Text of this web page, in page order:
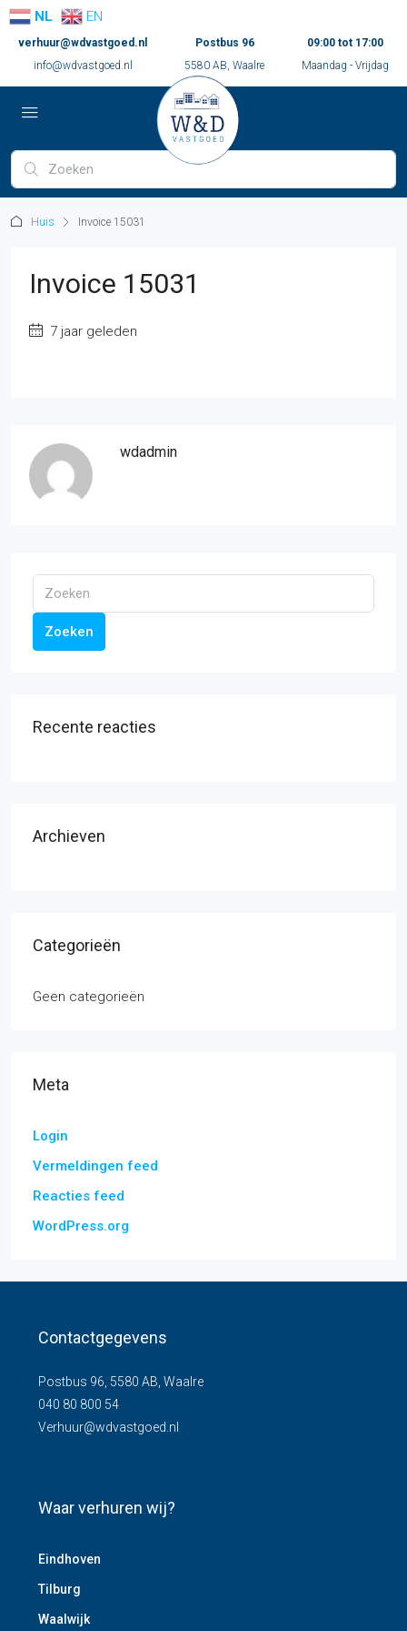
verhuur@wdvastgoed.nl
info@wdvastgoed.nl
Postbus 96
5580 AB, Waalre
09:00 tot 17:00
Maandag - Vrijdag
Huis Invoice 15031
Invoice 15031
7 jaar geleden
wdadmin
Zoeken
Recente reacties
Archieven
Categorieën
Geen categorieën
Meta
Login
Vermeldingen feed
Reacties feed
WordPress.org
Contactgegevens
Postbus 96, 5580 AB, Waalre
040 80 800 54
Verhuur@wdvastgoed.nl
Waar verhuren wij?
Eindhoven
Tilburg
Waalwijk
NL EN